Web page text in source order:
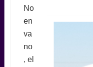
No
en
va
no
, el